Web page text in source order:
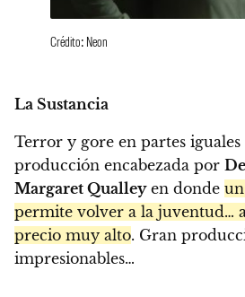
Crédito: Neon
La Sustancia
Terror y gore en partes iguales
producción encabezada por
Margaret Qualleyen donde
permite volver a la juventud…
precio muy alto. Gran
impresionables…